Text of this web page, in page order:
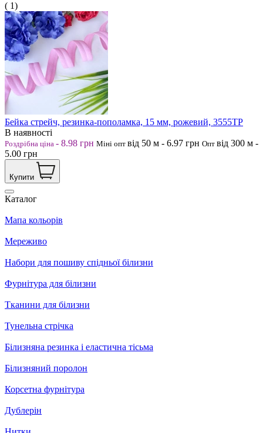
( 1)
Бейка стрейч, резинка-пополамка, 15 мм, рожевий, 3555ТР
В наявності
Роздрібна ціна - 8.98 грн Міні опт від 50 м - 6.97 грн Опт від 300 м -
5.00 грн
Купити
Каталог
Мапа кольорів
Мереживо
Набори для пошиву спідньої білизни
Фурнітура для білизни
Тканини для білизни
Тунельна стрічка
Білизняна резинка і еластична тісьма
Білизняний поролон
Корсетна фурнітура
Дублерін